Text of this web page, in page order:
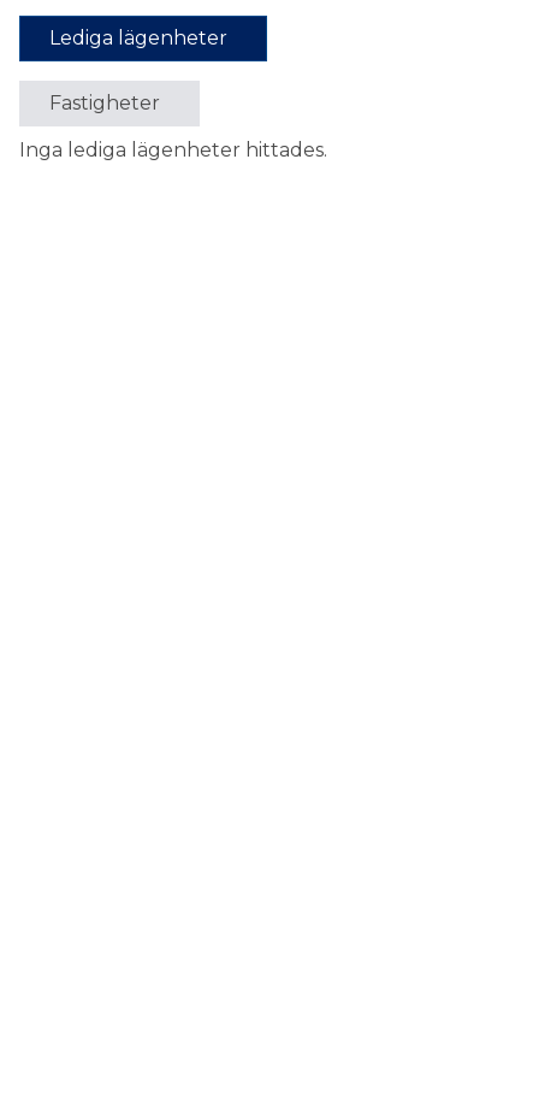
Lediga lägenheter
Fastigheter
Inga lediga lägenheter hittades.